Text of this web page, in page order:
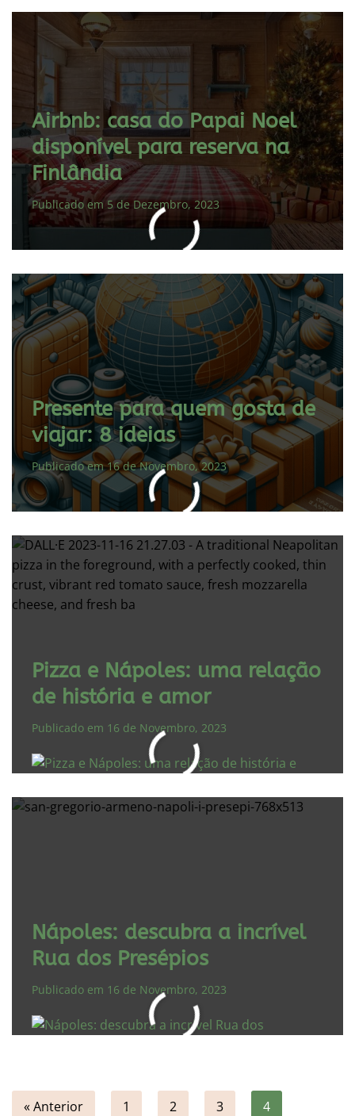
Airbnb: casa do Papai Noel
disponível para reserva na
Finlândia
Publicado em 5 de Dezembro, 2023
Presente para quem gosta de
viajar: 8 ideias
Publicado em 16 de Novembro, 2023
Pizza e Nápoles: uma relação
de história e amor
Publicado em 16 de Novembro, 2023
Nápoles: descubra a incrível
Rua dos Presépios
Publicado em 16 de Novembro, 2023
« Anterior 1 2 3 4